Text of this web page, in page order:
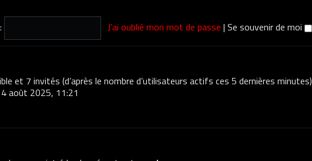
J’ai oublié mon mot de passe | Se souvenir de moi
et 7 invités (d’après le nombre d’utilisateurs actifs ces 5 dernières minutes)
août 2025, 11:21